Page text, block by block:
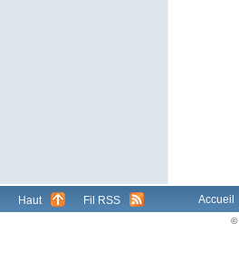
Haut Fil RSS Accueil
©